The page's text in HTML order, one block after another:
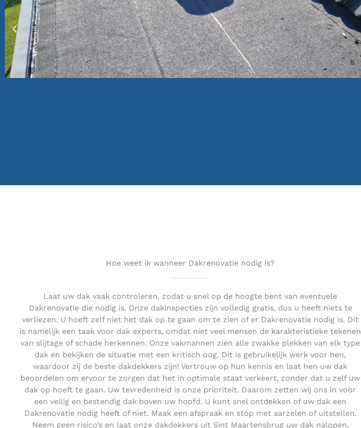
Hoe weet ik wanneer Dakrenovatie nodig is?
Laat uw dak vaak controleren, zodat u snel op de hoogte bent van eventuele
Dakrenovatie die nodig is. Onze dakinspecties zijn volledig gratis, dus u heeft niets te
verliezen. U hoeft zelf niet het dak op te gaan om te zien of er Dakrenovatie nodig is. Dit
is namelijk een taak voor dak experts, omdat niet veel mensen de karakteristieke tekenen
van slijtage of schade herkennen. Onze vakmannen zien alle zwakke plekken van elk type
dak en bekijken de situatie met een kritisch oog. Dit is gebruikelijk werk voor hen,
waardoor zij de beste dakdekkers zijn! Vertrouw op hun kennis en laat hen uw dak
beoordelen om ervoor te zorgen dat het in optimale staat verkeert, zonder dat u zelf uw
dak op hoeft te gaan. Uw tevredenheid is onze prioriteit. Daarom zetten wij ons in voor
een veilig en bestendig dak boven uw hoofd. U kunt snel ontdekken of uw dak een
Dakrenovatie nodig heeft of niet. Maak een afspraak en stop met aarzelen of uitstellen.
Neem geen risico’s en laat onze dakdekkers uit Sint Maartensbrug uw dak nalopen.